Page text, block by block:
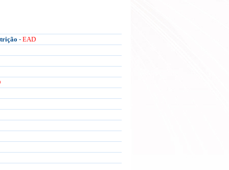
- EAD